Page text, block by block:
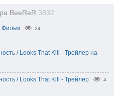
BeeReR 3832
Фильм 24
/ Looks That Kill - Трейлер на
/ Looks That Kill - Трейлер 4